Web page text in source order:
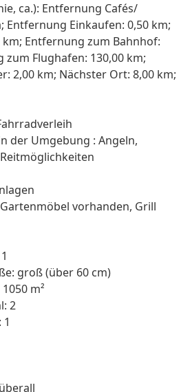
ca.): Entfernung Cafés/
Entfernung Einkaufen: 0,50 km;
km; Entfernung zum Bahnhof:
zum Flughafen: 130,00 km;
2,00 km; Nächster Ort: 8,00 km;
der Umgebung : Angeln,
vorhanden, Grill
groß (über 60 cm)
m²
2